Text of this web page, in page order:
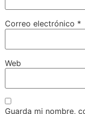
Correo electrónico *
Web
Guarda mi nombre,